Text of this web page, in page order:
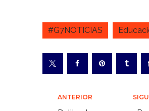
#G7NOTICIAS
Navegación
ANTERIOR